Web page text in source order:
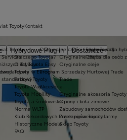
Hybrydowe Plug-in
Dostawcze
Ekobonus dla
Oferta dla osób
Oryginalne części i oleje Toyoty
Oryginalne części
Oryginalne oleje
Program Sprzedaży Hurtowej Trade
Trade
Akcesoria
Oryginalne akcesoria Toyoty
Opony i koła zimowe
Zabudowy samochodów
Zabezpieczenia i alarmy
Sklep Toyoty
rat Toyota Easy
standardowy
Toyoty
Toyoty
Dlaczego Toyota?
O Toyocie
Toyota w Europie
Fabryki Toyoty
Toyota Way
Toyota Mobility
Toyota a środowisko
Norma WLTP
Klub Rekordowych Przebiegów Toyoty
Historyczne Modele
FAQ
Kontakt